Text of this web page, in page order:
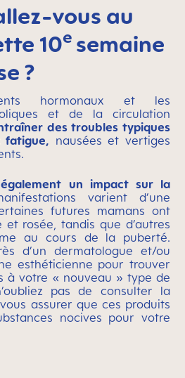
vous au
10e semaine
?
hormonaux et les
et de la circulation
des troubles typiques
fatigue, nausées et vertiges
un impact sur la
varient d’une
futures mamans ont
rosée, tandis que d’autres
au cours de la puberté.
d’un dermatologue et/ou
esthéticienne pour trouver
à votre « nouveau » type de
pas de consulter la
assurer que ces produits
nocives pour votre